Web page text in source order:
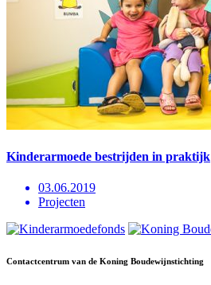
Kinderarmoede bestrijden in praktijk
03.06.2019
Projecten
Contactcentrum van de Koning Boudewijnstichting